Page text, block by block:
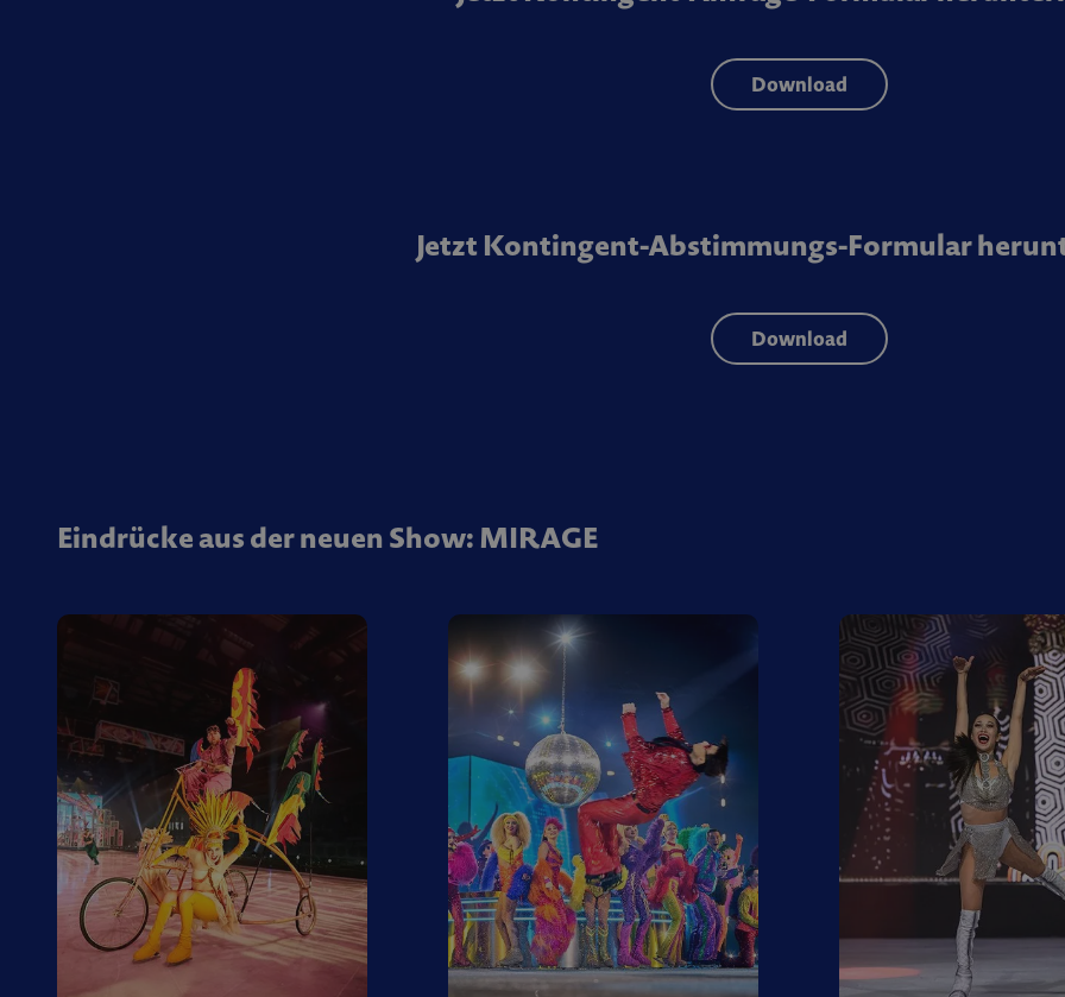
Download
Jetzt Kontingent-Abstimmungs-Formular
Download
Eindrücke aus der neuen Show: MIRAGE